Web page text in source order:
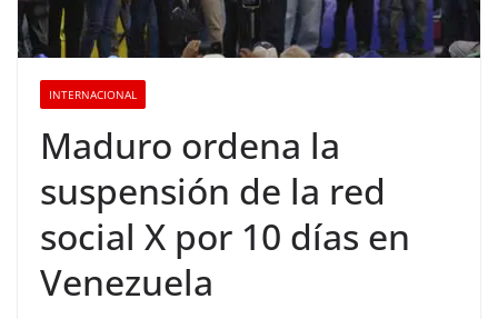
INTERNACIONAL
Maduro ordena la
suspensión de la red
social X por 10 días en
Venezuela